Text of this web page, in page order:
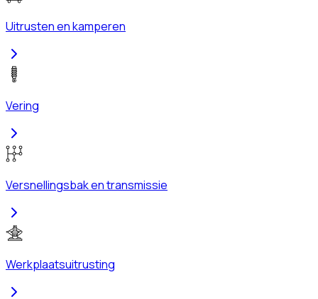
Uitrusten en kamperen
Vering
Versnellingsbak en transmissie
Werkplaatsuitrusting